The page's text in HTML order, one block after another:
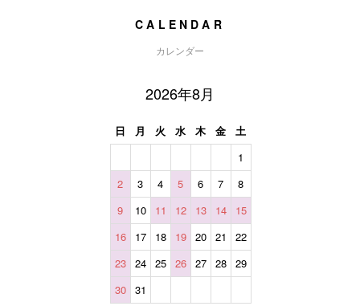
CALENDAR
カレンダー
2026年8月
日 月 火 水 木 金
土
1
2
3 4 5 6 7
8
9
10 11 12 13 14
15
16
17 18 19 20 21
22
23
24 25 26 27 28
29
30
31